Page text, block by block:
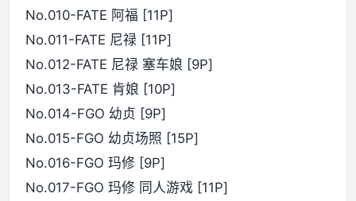
No.010-FATE 阿福 [11P]
No.011-FATE 尼禄 [11P]
No.012-FATE 尼禄 塞车娘 [9P]
No.013-FATE 肯娘 [10P]
No.014-FGO 幼贞 [9P]
No.015-FGO 幼贞场照 [15P]
No.016-FGO 玛修 [9P]
No.017-FGO 玛修 同人游戏 [11P]